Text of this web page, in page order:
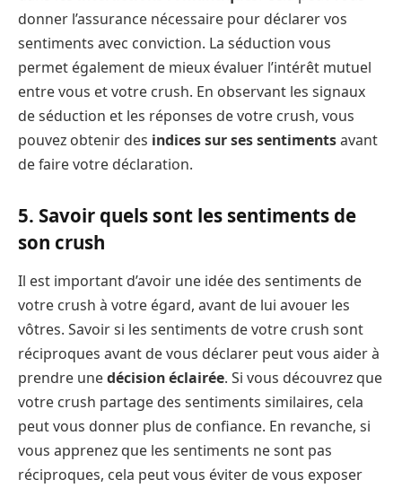
donner l’assurance nécessaire pour déclarer vos
sentiments avec conviction. La séduction vous
permet également de mieux évaluer l’intérêt mutuel
entre vous et votre crush. En observant les signaux
de séduction et les réponses de votre crush, vous
pouvez obtenir des indices sur ses sentimentsavant
de faire votre déclaration.
5. Savoir quels sont les sentiments de
son crush
Il est important d’avoir une idée des sentiments de
votre crush à votre égard, avant de lui avouer les
vôtres. Savoir si les sentiments de votre crush sont
réciproques avant de vous déclarer peut vous aider à
prendre unedécision éclairée. Si vous découvrez que
votre crush partage des sentiments similaires, cela
peut vous donner plus de confiance. En revanche, si
vous apprenez que les sentiments ne sont pas
réciproques, cela peut vous éviter de vous exposer